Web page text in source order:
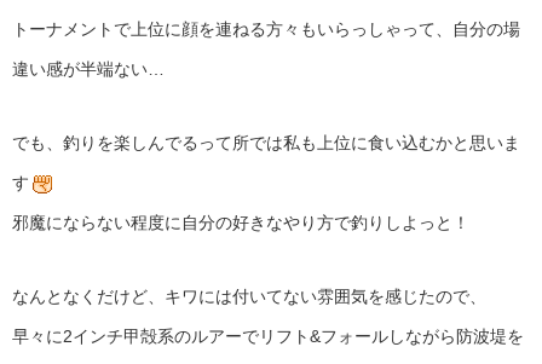
トーナメントで上位に顔を連ねる方々もいらっしゃって、自分の場
違い感が半端ない…
でも、釣りを楽しんでるって所では私も上位に食い込むかと思いま
す
邪魔にならない程度に自分の好きなやり方で釣りしよっと！
なんとなくだけど、キワには付いてない雰囲気を感じたので、
早々に2インチ甲殻系のルアーでリフト&フォールしながら防波堤を